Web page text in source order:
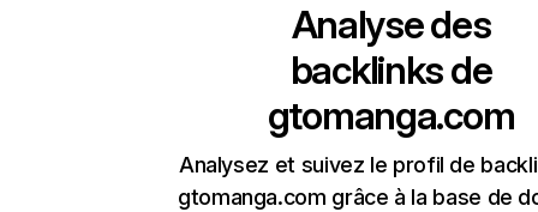
Analyse des
backlinks de
gtomanga.com
Analysez et suivez le profil de
gtomanga.com grâce à la base de